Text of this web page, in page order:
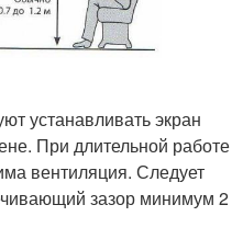
устанавливать экран
При длительной работе
вентиляция. Следует
зазор минимум 2